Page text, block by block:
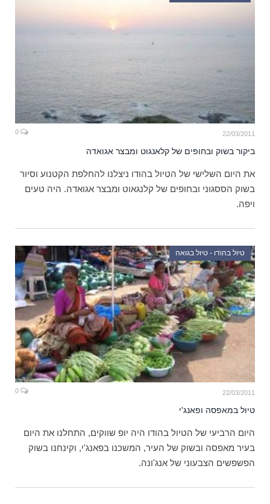
22/03/2011
ביקור בשוק ובחופים של קלאנגוט ומבצר אגואדה
את היום השלישי של הטיול בהודו ניצלנו להחלפת הקטנוע וסיור
בשוק הססגוני ובחופים של קלנגאוט ומבצר אגואדה. היה טעים
ויפה.
טיול בהודו - טיול בגואה
22/03/2011
טיול במאפסה ופאנג'י
היום הרביעי של הטיול בהודו היה יופ שווקים, התחלנו את היום
בעיר מאפסה ובשוק של העיר, המשכנו בפאנג'י, וקינחנו בשוק
הפשפשים הצבעוני של אנג'ונה.